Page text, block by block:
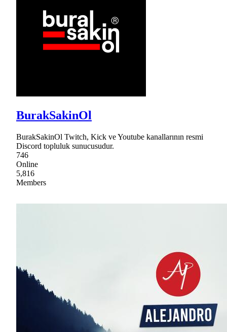
BurakSakinOl
BurakSakinOl Twitch, Kick ve Youtube kanallarının resmi
Discord topluluk sunucusudur.
746
Online
5,816
Members